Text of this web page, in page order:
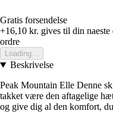
Gratis forsendelse
+16,10 kr. gives til din naeste
ordre
Loading...
Beskrivelse
Peak Mountain Elle Denne
takket være den aftagelige
og give dig al den komfort,